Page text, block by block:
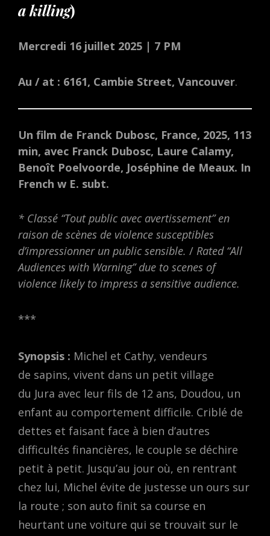
a killing)
Mercredi 16 juillet 2025 | 7 PM
Au / at : 6161, Cambie Street, Vancouver.
Un film de Franck Dubosc, France, 2025, 113
min, avec Franck Dubosc, Laure Calamy,
Benoît Poelvoorde, Joséphine de Meaux. In
French w E. subt.
* Classé “Tout public avec avertissement” en
raison de scènes de violence susceptibles
d’impressionner un public sensible. / Rated “All
Audiences with Warning” due to scenes of
violence likely to impress a sensitive audience.
***
Synopsis : Michel et Cathy, vendeurs
de sapins, vivent dans un petit village
du Jura avec leur fils de 12 ans, Doudou, un
enfant au comportement difficile. Criblé de
dettes et faisant face à bien d’autres
difficultés financières, le couple se déchire
petit à petit. Jusqu’au jour où, en rentrant
chez lui, Michel évite de justesse un ours sur
la route ; son auto finit sa course en
heurtant une voiture qui se trouvait sur le